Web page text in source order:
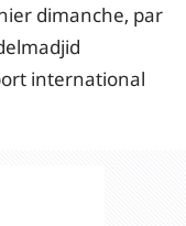
dimanche, par
international